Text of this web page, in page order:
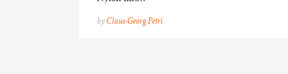
byClaus-Georg Petri